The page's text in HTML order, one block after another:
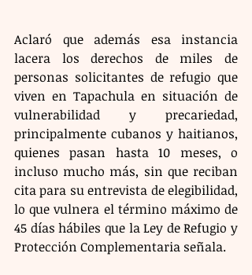
Aclaró que además esa instancia
lacera los derechos de miles de
personas solicitantes de refugio que
viven en Tapachula en situación de
vulnerabilidad y precariedad,
principalmente cubanos y haitianos,
quienes pasan hasta 10 meses, o
incluso mucho más, sin que reciban
cita para su entrevista de elegibilidad,
lo que vulnera el término máximo de
45 días hábiles que la Ley de Refugio y
Protección Complementaria señala.